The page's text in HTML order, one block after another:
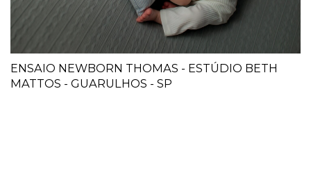
ENSAIO NEWBORN THOMAS - ESTÚDIO BETH
MATTOS - GUARULHOS - SP